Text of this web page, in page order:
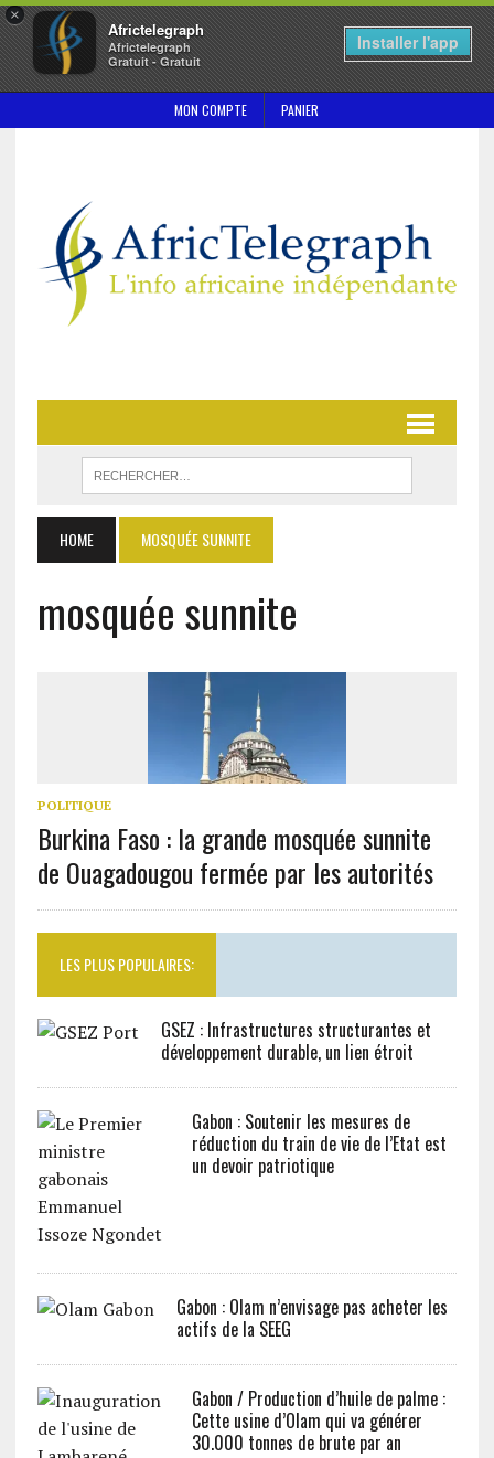
×
Africtelegraph
Africtelegraph
Gratuit - Gratuit
Installer l'app
MON COMPTE PANIER
HOME MOSQUÉE SUNNITE
mosquée sunnite
POLITIQUE
Burkina Faso : la grande mosquée sunnite
de Ouagadougou fermée par les autorités
LES PLUS POPULAIRES:
GSEZ : Infrastructures structurantes et
développement durable, un lien étroit
Gabon : Soutenir les mesures de
réduction du train de vie de l’Etat est
un devoir patriotique
Gabon : Olam n’envisage pas acheter les
actifs de la SEEG
Gabon / Production d’huile de palme :
Cette usine d’Olam qui va générer
30.000 tonnes de brute par an